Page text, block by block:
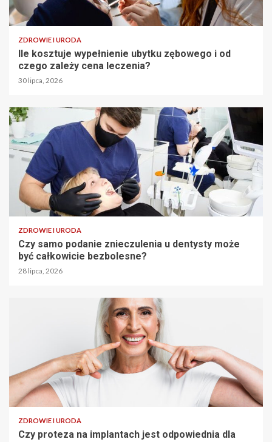
ZDROWIE I URODA
Ile kosztuje wypełnienie ubytku zębowego i od
czego zależy cena leczenia?
30 lipca, 2026
ZDROWIE I URODA
Czy samo podanie znieczulenia u dentysty może
być całkowicie bezbolesne?
28 lipca, 2026
ZDROWIE I URODA
Czy proteza na implantach jest odpowiednia dla